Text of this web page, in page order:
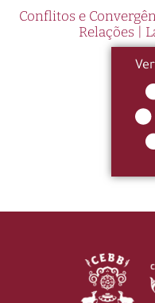
Conflitos e
Relações |